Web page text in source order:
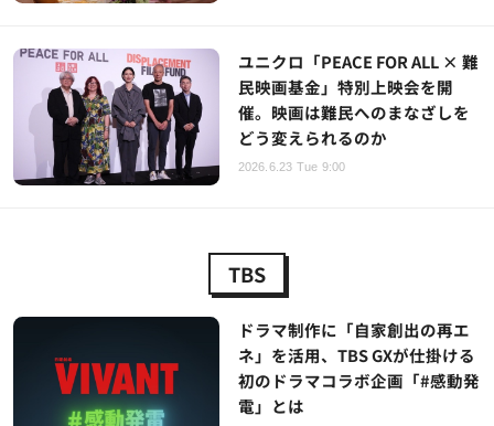
ユニクロ「PEACE FOR ALL × 難
民映画基金」特別上映会を開
催。映画は難民へのまなざしを
どう変えられるのか
2026.6.23 Tue 9:00
TBS
ドラマ制作に「自家創出の再エ
ネ」を活用、TBS GXが仕掛ける
初のドラマコラボ企画「#感動発
電」とは